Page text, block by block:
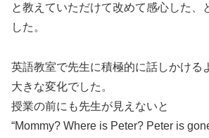
と教えていただけて改めて感心した、
した。
英語教室で先生に積極的に話しかける
大きな変化でした。
授業の前にも先生が見えないと
“Mommy? Where is Peter? Peter is